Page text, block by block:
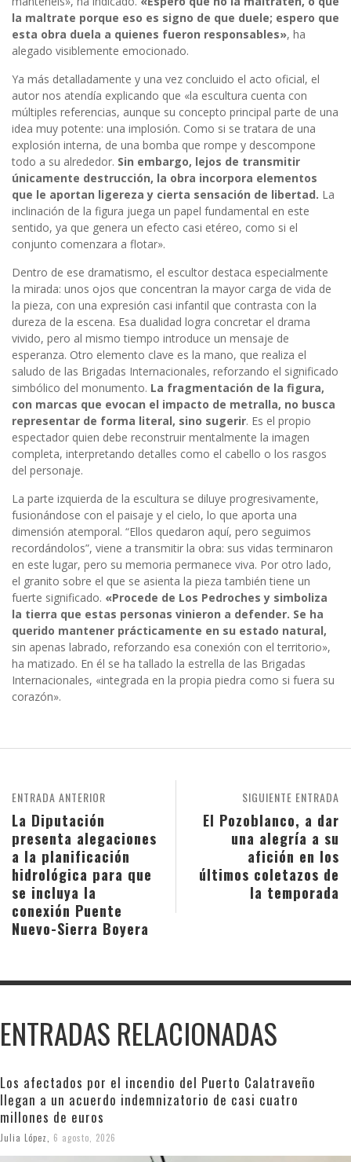
la maltrate porque eso es signo de que duele; espero que
esta obra duela a quienes fueron responsables», ha
alegado visiblemente emocionado.
Ya más detalladamente y una vez concluido el acto oficial, el
autor nos atendía explicando que «la escultura cuenta con
múltiples referencias, aunque su concepto principal parte de una
idea muy potente: una implosión. Como si se tratara de una
explosión interna, de una bomba que rompe y descompone
todo a su alrededor. Sin embargo, lejos de transmitir
únicamente destrucción, la obra incorpora elementos
que le aportan ligereza y cierta sensación de libertad. La
inclinación de la figura juega un papel fundamental en este
sentido, ya que genera un efecto casi etéreo, como si el
conjunto comenzara a flotar».
Dentro de ese dramatismo, el escultor destaca especialmente
la mirada: unos ojos que concentran la mayor carga de vida de
la pieza, con una expresión casi infantil que contrasta con la
dureza de la escena. Esa dualidad logra concretar el drama
vivido, pero al mismo tiempo introduce un mensaje de
esperanza. Otro elemento clave es la mano, que realiza el
saludo de las Brigadas Internacionales, reforzando el significado
simbólico del monumento. La fragmentación de la figura,
con marcas que evocan el impacto de metralla, no busca
representar de forma literal, sino sugerir. Es el propio
espectador quien debe reconstruir mentalmente la imagen
completa, interpretando detalles como el cabello o los rasgos
del personaje.
La parte izquierda de la escultura se diluye progresivamente,
fusionándose con el paisaje y el cielo, lo que aporta una
dimensión atemporal. “Ellos quedaron aquí, pero seguimos
recordándolos”, viene a transmitir la obra: sus vidas terminaron
en este lugar, pero su memoria permanece viva. Por otro lado,
el granito sobre el que se asienta la pieza también tiene un
fuerte significado. «Procede de Los Pedroches y simboliza
la tierra que estas personas vinieron a defender. Se ha
querido mantener prácticamente en su estado natural,
sin apenas labrado, reforzando esa conexión con el territorio»,
ha matizado. En él se ha tallado la estrella de las Brigadas
Internacionales, «integrada en la propia piedra como si fuera su
corazón».
SIGUIENTE ENTRADA
El Pozoblanco, a dar
una alegría a su
afición en los
últimos coletazos de
la temporada
ENTRADA ANTERIOR
La Diputación
presenta alegaciones
a la planificación
hidrológica para que
se incluya la
conexión Puente
Nuevo-Sierra Boyera
ENTRADAS RELACIONADAS
Los afectados por el incendio del Puerto Calatraveño
llegan a un acuerdo indemnizatorio de casi cuatro
millones de euros
Julia López 6 agosto, 2026